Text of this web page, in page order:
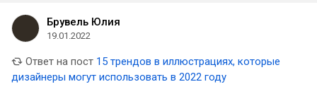
Брувель Юлия
19.01.2022
Ответ на пост 15 трендов в иллюстрациях, которые
дизайнеры могут использовать в 2022 году